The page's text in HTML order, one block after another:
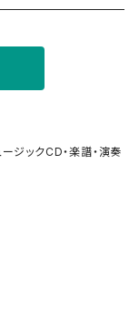
ジックCD・楽譜・演奏